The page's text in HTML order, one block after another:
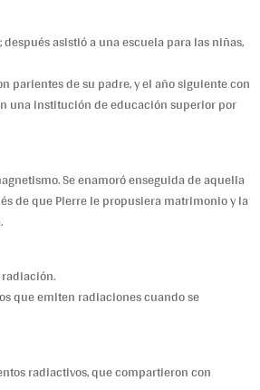
asistió a una escuela para las niñas,
parientes de su padre, y el año siguiente con
una institución de educación superior por
Se enamoró enseguida de aquella
de que Pierre le propusiera matrimonio y la
que emiten radiaciones cuando se
radiactivos, que compartieron con